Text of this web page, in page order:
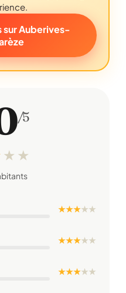
sur Auberives-
/5
★ ★
★ ★ ★★★
★ ★ ★★★
★ ★ ★★★